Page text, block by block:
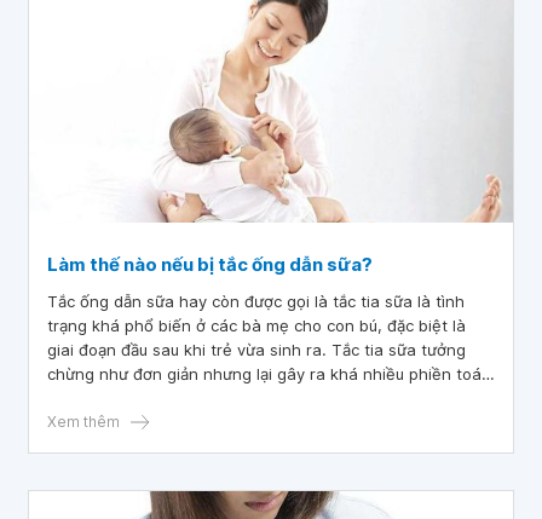
Làm thế nào nếu bị tắc ống dẫn sữa?
Tắc ống dẫn sữa hay còn được gọi là tắc tia sữa là tình
trạng khá phổ biến ở các bà mẹ cho con bú, đặc biệt là
giai đoạn đầu sau khi trẻ vừa sinh ra. Tắc tia sữa tưởng
chừng như đơn giản nhưng lại gây ra khá nhiều phiền toái
nên có các biện pháp dự phòng tắc ống dẫn sữa từ sớm
Xem thêm